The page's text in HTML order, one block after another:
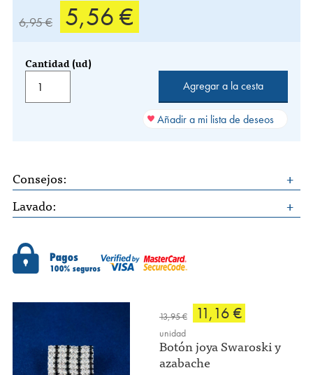
6,95 € 5,56 €
Cantidad (ud)
Añadir a mi lista de deseos
Consejos:
Lavado:
13,95 € 11,16 €
unidad
Botón joya Swaroski y
azabache